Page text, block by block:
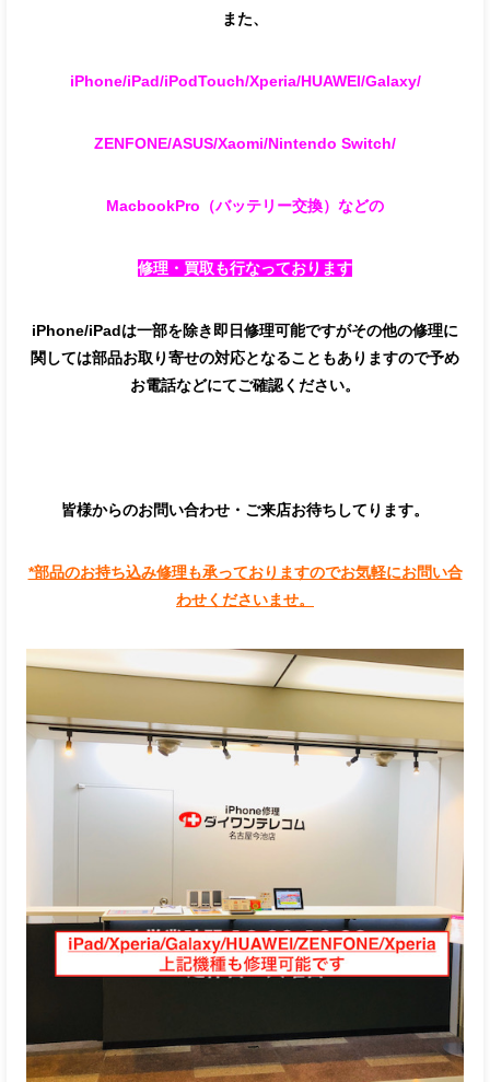
また、
iPhone/iPad/iPodTouch/Xperia/HUAWEI/Galaxy/
ZENFONE/ASUS/Xaomi/Nintendo Switch/
MacbookPro（バッテリー交換） などの
修理・買取も行なっております
iPhone/iPadは一部を除き即日修理可能ですがその他の修理に
関しては部品お取り寄せの対応となることもありますので予め
お電話などにてご確認ください。
皆様からのお問い合わせ・ご来店お待ちしてります。
*部品のお持ち込み修理も承っておりますのでお気軽にお問い合
わせくださいませ。